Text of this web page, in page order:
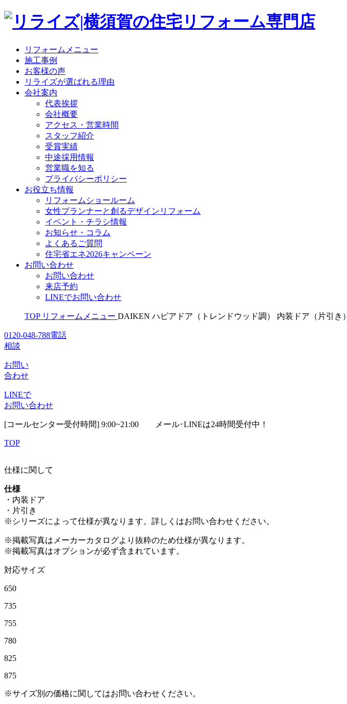
リフォームメニュー
施工事例
お客様の声
リライズが選ばれる理由
会社案内
代表挨拶
会社概要
アクセス・営業時間
スタッフ紹介
受賞実績
中途採用情報
営業職を知る
プライバシーポリシー
お役立ち情報
リフォームショールーム
女性プランナーと創るデザインリフォーム
イベント・チラシ情報
お知らせ・コラム
よくあるご質問
住宅省エネ2026キャンペーン
お問い合わせ
お問い合わせ
来店予約
LINEでお問い合わせ
TOP リフォームメニュー DAIKEN ハピアドア（トレンドウッド調） 内装ドア（片引き）
0120-048-788電話
相談
お問い
合わせ
LINEで
お問い合わせ
[コールセンター受付時間] 9:00~21:00 メール･LINEは24時間受付中！
TOP
仕様に関して
仕様
・内装ドア
・片引き
※シリーズによって仕様が異なります。詳しくはお問い合わせください。
※掲載写真はメーカーカタログより抜粋のため仕様が異なります。
※掲載写真はオプションが必ず含まれています。
対応サイズ
650
735
755
780
825
875
※サイズ別の価格に関してはお問い合わせください。